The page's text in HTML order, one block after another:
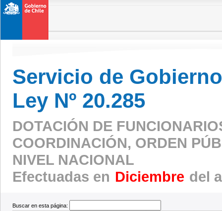
Servicio de
Ley Nº 20.285
DOTACIÓN DE
COORDINACIÓN, ORDEN
NIVEL NACIONAL
Efectuadas en Diciembre del
Buscar en esta página: